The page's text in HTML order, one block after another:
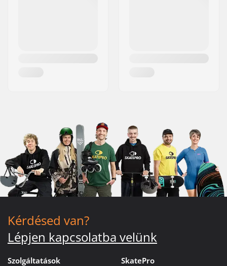
Kérdésed van?
Lépjen kapcsolatba velünk
Szolgáltatások SkatePro